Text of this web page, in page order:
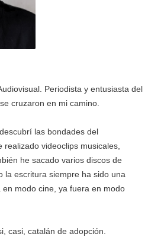
Periodista y entusiasta del
cruzaron en mi camino.
las bondades del
realizado videoclips musicales,
he sacado varios discos de
la escritura siempre ha sido una
modo cine, ya fuera en modo
casi, catalán de adopción.